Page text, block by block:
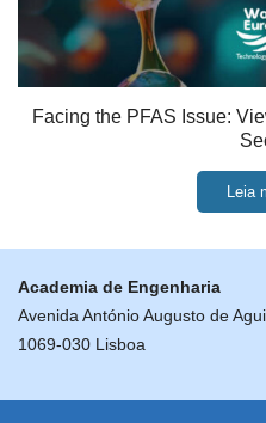
Facing the PFAS Issue:
Leia
Academia de Engenharia
Avenida António Augusto de
1069-030 Lisboa